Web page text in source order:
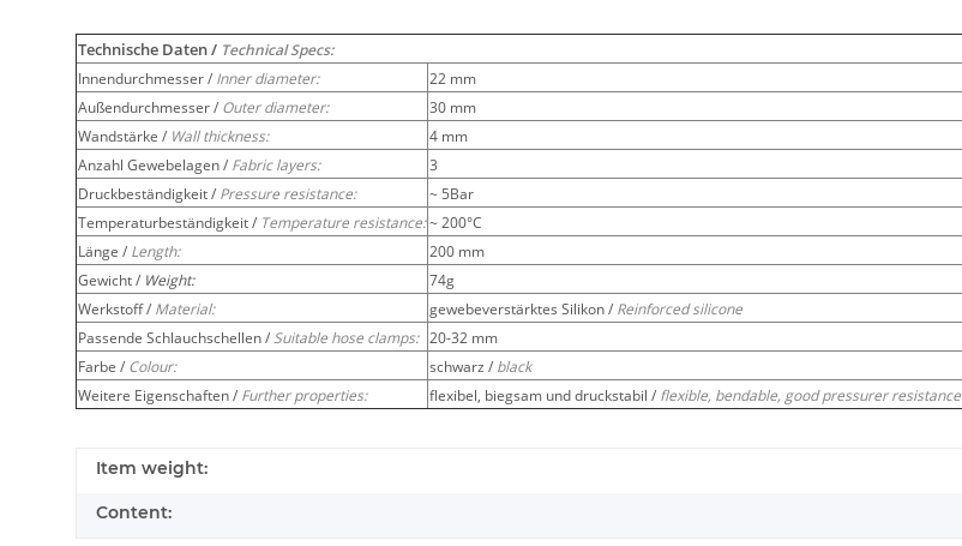
Technische Daten / Technical Specs:
Innendurchmesser / Inner diameter:
22 mm
Außendurchmesser / Outer diameter:
30 mm
Wandstärke / Wall thickness:
4 mm
Anzahl Gewebelagen / Fabric layers:
3
Druckbeständigkeit / Pressure resistance:
~ 5Bar
Temperaturbeständigkeit / Temperature resistance:~ 200°C
Länge / Length:
200 mm
Gewicht / Weight:
74g
Werkstoff / Material: gewebeverstärktes Silikon / Reinforced silicone
Passende Schlauchschellen / Suitable hose clamps: 20-32 mm
Farbe / Colour: schwarz / black
Weitere Eigenschaften / Further properties: flexibel, biegsam und druckstabil / flexible, bendable, good pressurer resistance
Item weight:
Content: